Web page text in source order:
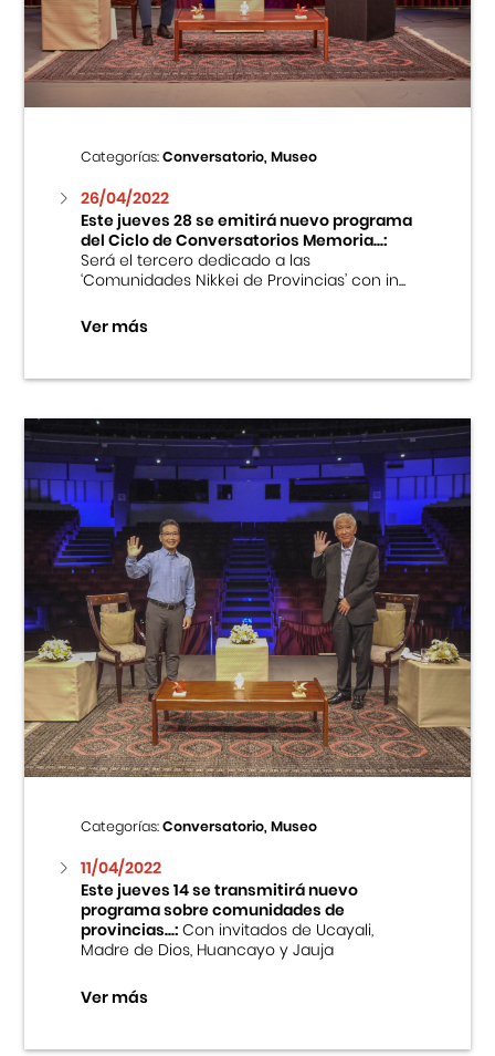
Centro Cultural Peruano Japonés
Museo de la Inmigración Japonesa
Fondo Editorial
Teatro Peruano Japonés
Categorías:Conversatorio, Museo
26/04/2022
Este jueves 28 se emitirá nuevo programa
del Ciclo de Conversatorios Memoria...:
Será el tercero dedicado a las
‘Comunidades Nikkei de Provincias’ con in...
Ver más
Categorías:Conversatorio, Museo
11/04/2022
Este jueves 14 se transmitirá nuevo
programa sobre comunidades de
provincias...:Con invitados de Ucayali,
Madre de Dios, Huancayo y Jauja
Ver más